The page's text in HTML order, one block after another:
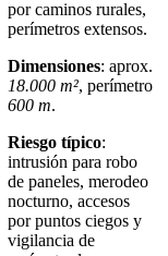
por caminos rurales,
perímetros extensos.
Dimensiones: aprox.
18.000 m², perímetro
600 m.
Riesgo típico:
intrusión para robo
de paneles, merodeo
nocturno, accesos
por puntos ciegos y
vigilancia de